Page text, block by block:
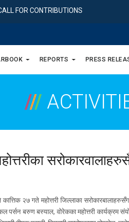
FOR CONTRIBUTIONS
REPORTS PRESS
///
महोत्तरीका
२७ गते महोत्तरी जिल्लाका
बरुण बस्याल, वोरेकका महोत्तरी कार्यक्रम